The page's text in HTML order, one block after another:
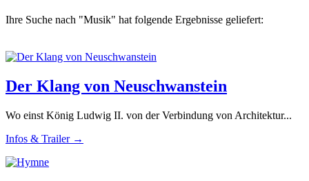
Ihre Suche nach "Musik" hat folgende Ergebnisse geliefert:
Der Klang von Neuschwanstein
Wo einst König Ludwig II. von der Verbindung von Architektur...
Infos & Trailer →